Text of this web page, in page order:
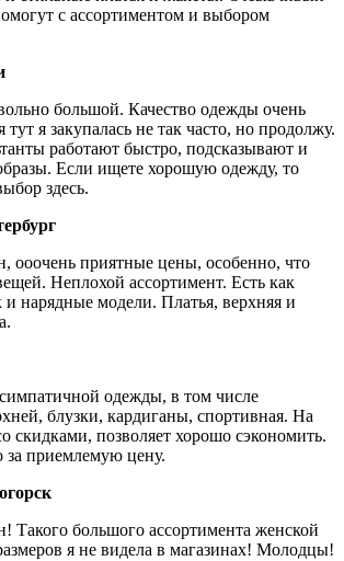
с ассортиментом и выбором
большой. Качество одежды очень
тут я закупалась не так часто, но продолжу.
работают быстро, подсказывают и
Если ищете хорошую одежду, то
здесь.
ооочень приятные цены, особенно, что
Неплохой ассортимент. Есть как
и нарядные модели. Платья, верхняя и
одежды, в том числе
блузки, кардиганы, спортивная. На
скидками, позволяет хорошо сэкономить.
за приемлемую цену.
Такого большого ассортимента женской
я не видела в магазинах! Молодцы!